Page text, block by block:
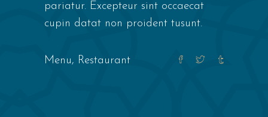
pariatur. Excepteur sint occaecat
cupin datat non proident tusunt.
Menu, Restaurant